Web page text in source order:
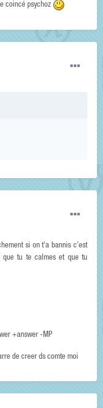
coincé psychoz
si on t'a bannis c'est
que tu te calmes et que tu
+answer -MP
de creer ds comte moi